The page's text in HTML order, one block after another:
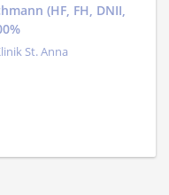
(HF, FH, DNII,
St. Anna